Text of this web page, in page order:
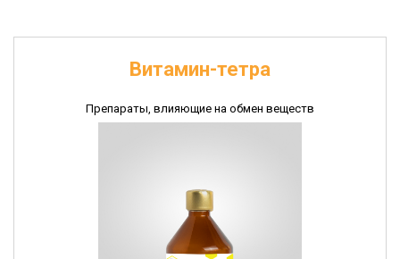
Витамин-тетра
Препараты, влияющие на обмен веществ